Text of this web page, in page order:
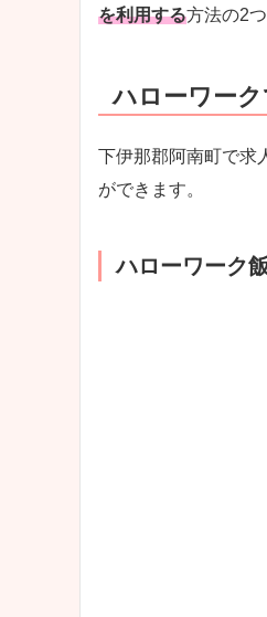
を利用する方法の2
ハローワー
下伊那郡阿南町で求
ができます。
ハローワーク